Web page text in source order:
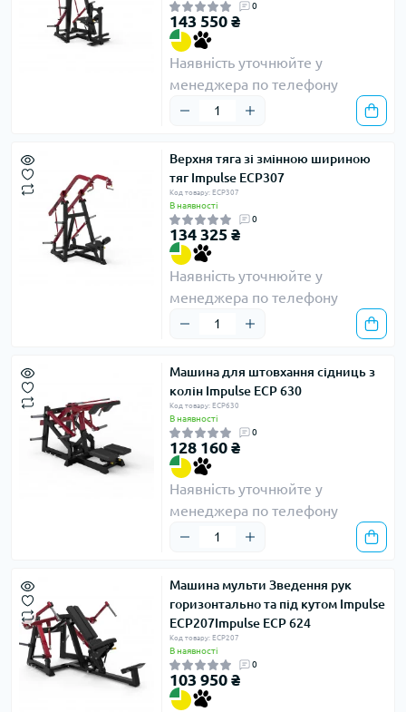
0
143 550 ₴
Наявність уточнюйте у
менеджера по телефону
Верхня тяга зі змінною шириною
тяг Impulse ECP307
Код товару: ECP307
В наявності
0
134 325 ₴
Наявність уточнюйте у
менеджера по телефону
Машина для штовхання сідниць з
колін Impulse ECP 630
Код товару: ECP630
В наявності
0
128 160 ₴
Наявність уточнюйте у
менеджера по телефону
Машина мульти Зведення рук
горизонтально та під кутом Impulse
ECP207Impulse ECP 624
Код товару: ECP207
В наявності
0
103 950 ₴